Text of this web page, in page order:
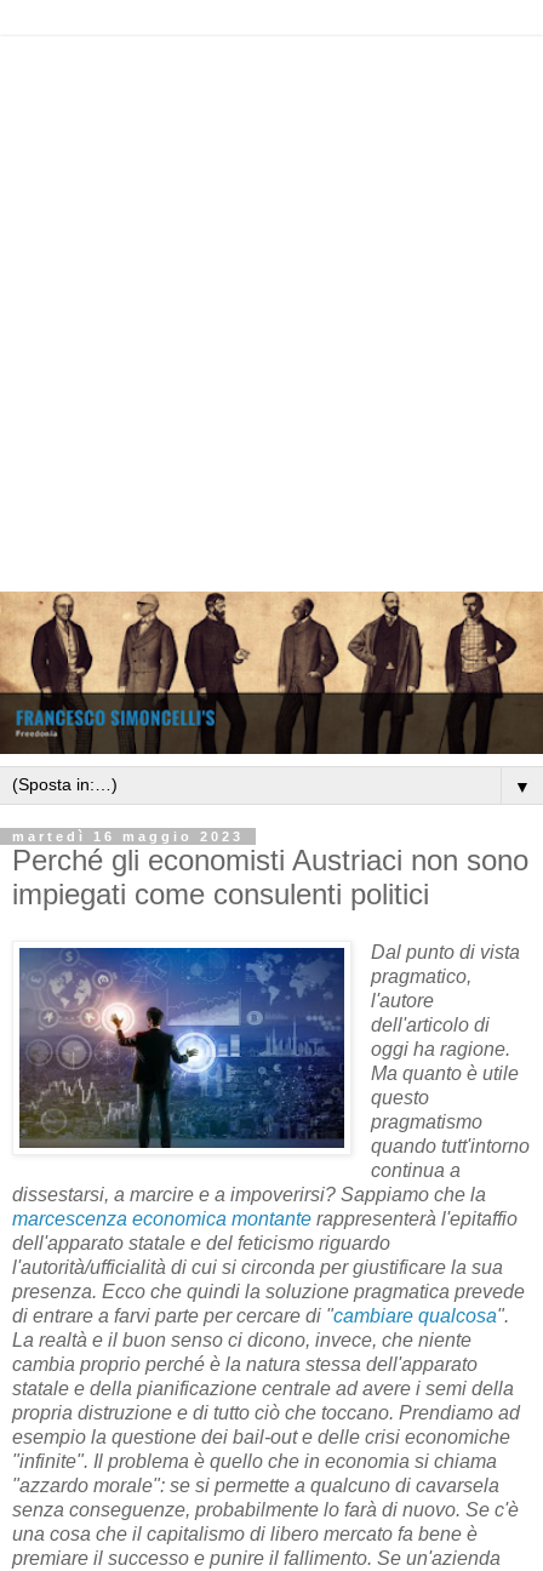
▼
martedì 16 maggio 2023
Perché gli economisti Austriaci non sono
impiegati come consulenti politici
Dal punto di vista
pragmatico,
l'autore
dell'articolo di
oggi ha ragione.
Ma quanto è utile
questo
pragmatismo
quando tutt'intorno
continua a
dissestarsi, a marcire e a impoverirsi? Sappiamo che la
marcescenza economica montante rappresenterà l'epitaffio
dell'apparato statale e del feticismo riguardo
l'autorità/ufficialità di cui si circonda per giustificare la sua
presenza. Ecco che quindi la soluzione pragmatica prevede
di entrare a farvi parte per cercare di "cambiare qualcosa".
La realtà e il buon senso ci dicono, invece, che niente
cambia proprio perché è la natura stessa dell'apparato
statale e della pianificazione centrale ad avere i semi della
propria distruzione e di tutto ciò che toccano. Prendiamo ad
esempio la questione dei bail-out e delle crisi economiche
"infinite". Il problema è quello che in economia si chiama
"azzardo morale": se si permette a qualcuno di cavarsela
senza conseguenze, probabilmente lo farà di nuovo. Se c'è
una cosa che il capitalismo di libero mercato fa bene è
premiare il successo e punire il fallimento. Se un'azienda